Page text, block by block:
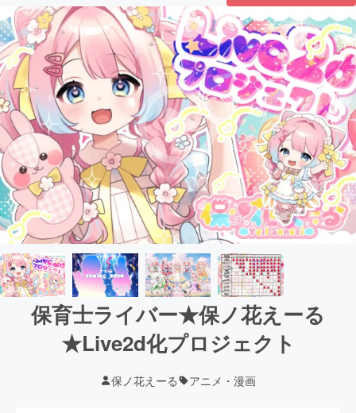
保育士ライバー★保ノ花えーる
★Live2d化プロジェクト
保ノ花えーる アニメ・漫画